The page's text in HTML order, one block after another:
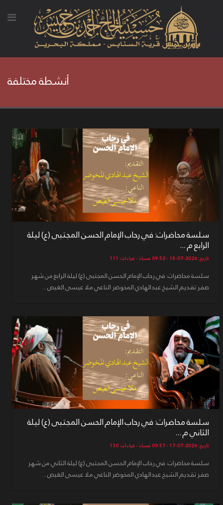
أنشطة مختلفة
سلسة محاضرات: في رحاب الإمام الحسن المجتبى (ع) ليلة
الرابع م ...
تاريخ: 2026-07-18 - 09:52 مساءً - قراءات: 111
سلسة محاضرات: في رحاب الإمام الحسن المجتبى (ع) ليلة الرابع من شهر
صفر تقديم الشيخ عبدالهادي المخوضر الناعي ملا عيسى الغيص ...
سلسة محاضرات: في رحاب الإمام الحسن المجتبى (ع) ليلة
الثاني م ...
تاريخ: 2026-07-17 - 09:57 مساءً - قراءات: 130
سلسة محاضرات: في رحاب الإمام الحسن المجتبى (ع) ليلة الثاني من شهر
صفر تقديم الشيخ عبدالهادي المخوضر الناعي ملا عيسى الغيص ...